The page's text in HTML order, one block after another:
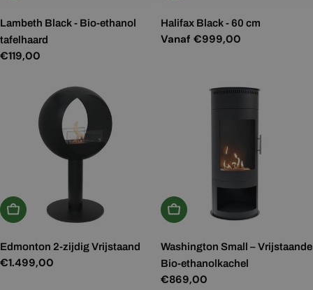
Lambeth Black - Bio-ethanol
tafelhaard
Normale
€119,00
Halifax Black - 60 cm
Normale
Vanaf €999,00
In Winkelwagen
Edmonton 2-zijdig Vrijstaand
Normale
€1.499,00
In Winkelwagen
Washington Small – Vrijstaande
Bio-ethanolkachel
Normale
€869,00